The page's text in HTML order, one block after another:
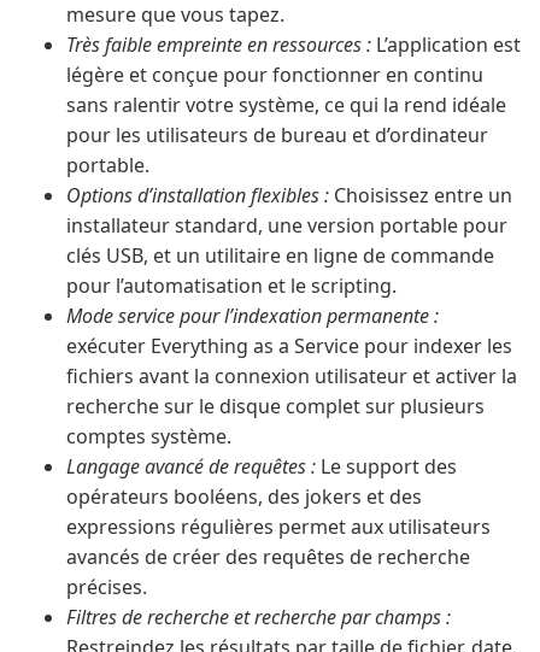
mesure que vous tapez.
Très faible empreinte en ressources : L’application est
légère et conçue pour fonctionner en continu
sans ralentir votre système, ce qui la rend idéale
pour les utilisateurs de bureau et d’ordinateur
portable.
Options d’installation flexibles : Choisissez entre un
installateur standard, une version portable pour
clés USB, et un utilitaire en ligne de commande
pour l’automatisation et le scripting.
Mode service pour l’indexation permanente :
exécuter Everything as a Service pour indexer les
fichiers avant la connexion utilisateur et activer la
recherche sur le disque complet sur plusieurs
comptes système.
Langage avancé de requêtes : Le support des
opérateurs booléens, des jokers et des
expressions régulières permet aux utilisateurs
avancés de créer des requêtes de recherche
précises.
Filtres de recherche et recherche par champs :